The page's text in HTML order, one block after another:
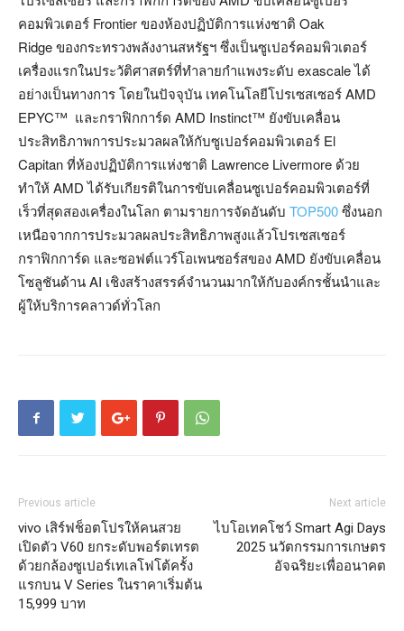
คอมพิวเตอร์ Frontier ของห้องปฏิบัติการแห่งชาติ Oak
Ridge ของกระทรวงพลังงานสหรัฐฯ ซึ่งเป็นซูเปอร์คอมพิวเตอร์
เครื่องแรกในประวัติศาสตร์ที่ทำลายกำแพงระดับ exascale ได้
อย่างเป็นทางการ โดยในปัจจุบัน เทคโนโลยีโปรเซสเซอร์ AMD
EPYC™ และกราฟิกการ์ด AMD Instinct™ ยังขับเคลื่อน
ประสิทธิภาพการประมวลผลให้กับซูเปอร์คอมพิวเตอร์ El
Capitan ที่ห้องปฏิบัติการแห่งชาติ Lawrence Livermore ด้วย
ทำให้ AMD ได้รับเกียรติในการขับเคลื่อนซูเปอร์คอมพิวเตอร์ที่
เร็วที่สุดสองเครื่องในโลก ตามรายการจัดอันดับ TOP500ซึ่งนอก
เหนือจากการประมวลผลประสิทธิภาพสูงแล้วโปรเซสเซอร์
กราฟิกการ์ด และซอฟต์แวร์โอเพนซอร์สของ AMD ยังขับเคลื่อน
โซลูชันด้าน AI เชิงสร้างสรรค์จำนวนมากให้กับองค์กรชั้นนำและ
ผู้ให้บริการคลาวด์ทั่วโลก
Previous article
vivo เสิร์ฟช็อตโปรให้คนสวย
เปิดตัว V60 ยกระดับพอร์ตเทรต
ด้วยกล้องซูเปอร์เทเลโฟโต้ครั้ง
แรกบน V Series ในราคาเริ่มต้น
15,999 บาท
Next article
ไบโอเทคโชว์ Smart Agi Days
2025 นวัตกรรมการเกษตร
อัจฉริยะเพื่ออนาคต